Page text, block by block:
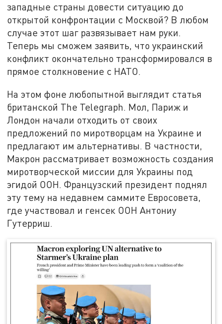
западные страны довести ситуацию до
открытой конфронтации с Москвой? В любом
случае этот шаг развязывает нам руки.
Теперь мы сможем заявить, что украинский
конфликт окончательно трансформировался в
прямое столкновение с НАТО.
На этом фоне любопытной выглядит статья
британской The Telegraph. Мол, Париж и
Лондон начали отходить от своих
предложений по миротворцам на Украине и
предлагают им альтернативы. В частности,
Макрон рассматривает возможность создания
миротворческой миссии для Украины под
эгидой ООН. Французский президент поднял
эту тему на недавнем саммите Евросовета,
где участвовал и генсек ООН Антониу
Гутерриш.